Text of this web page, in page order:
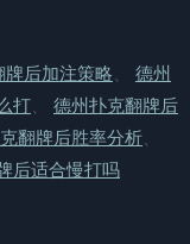
后加注策略
德州
打
德州扑克翻牌后
翻牌后胜率分析
后适合慢打吗